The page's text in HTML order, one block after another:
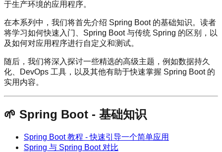
于生产环境的应用程序。
在本系列中，我们将首先介绍 Spring Boot 的基础知识。读者
将学习如何快速入门、Spring Boot 与传统 Spring 的区别，以
及如何对应用程序进行自定义和测试。
随后，我们将深入探讨一些精选的高级主题，例如数据持久
化、DevOps 工具，以及其他有助于快速掌握 Spring Boot 的
实用内容。
🌱 Spring Boot - 基础知识
Spring Boot 教程 - 快速引导一个简单应用
Spring 与 Spring Boot 对比